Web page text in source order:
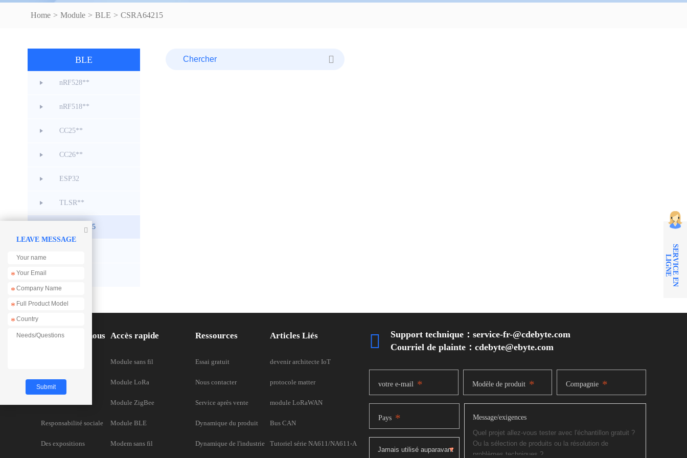
Home > Module > BLE > CSRA64215
BLE
nRF528**
nRF518**
CC25**
CC26**
ESP32
TLSR**
CSRA64215
À propos de nous
Honneurs
Responsabilité sociale
Des expositions
Accès rapide
Module sans fil
Module LoRa
Module ZigBee
Module BLE
Modem sans fil
Ressources
Essai gratuit
Nous contacter
Service après vente
Dynamique du produit
Dynamique de l'industrie
Articles Liés
devenir architecte IoT
protocole matter
module LoRaWAN
Bus CAN
Tutoriel série NA611/NA611-A

Support technique：service-fr-@cdebyte.com
Courriel de plainte：cdebyte@ebyte.com
votre e-mail * Modèle de produit * Compagnie *
Pays * Message/exigences

LEAVE MESSAGE
*
*
*
*
S
E
R
V
I
C
E
E
N
LI
G
N
E